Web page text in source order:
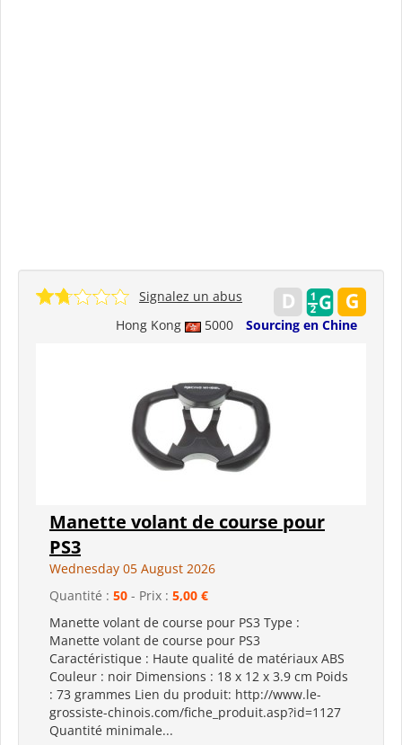
Hong Kong 5000 Sourcing en Chine
Signalez un abus
Manette volant de course pour
PS3
Wednesday 05 August 2026
Quantité : 50 - Prix : 5,00 €
Manette volant de course pour PS3 Type :
Manette volant de course pour PS3
Caractéristique : Haute qualité de matériaux ABS
Couleur : noir Dimensions : 18 x 12 x 3.9 cm Poids
: 73 grammes Lien du produit: http://www.le-
grossiste-chinois.com/fiche_produit.asp?id=1127
Quantité minimale...